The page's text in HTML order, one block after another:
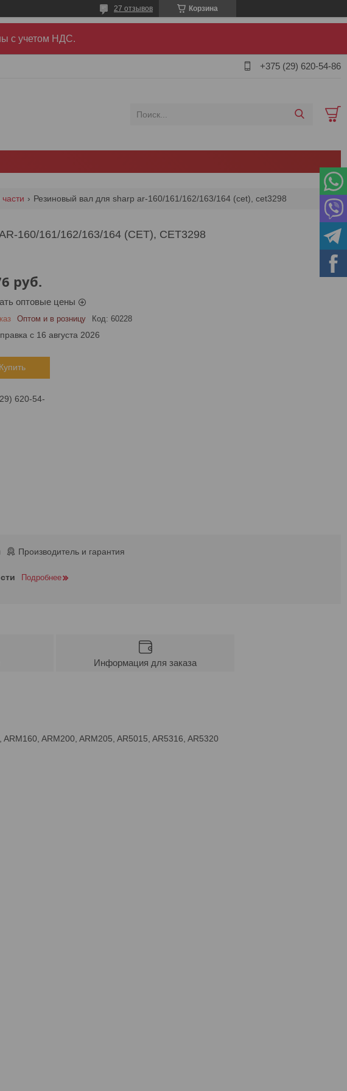
Корзина
27 отзывов
c учетом НДС.
+375 (29) 620-54-86
Резиновый вал для sharp ar-160/161/162/163/164 (cet), cet3298
161/162/163/164 (CET), CET3298
руб.
оптовые цены
Оптом и в розницу Код: 60228
с 16 августа 2026
Купить
620-54-
Производитель и гарантия
Подробнее
Информация для заказа
ARM200, ARM205, AR5015, AR5316, AR5320